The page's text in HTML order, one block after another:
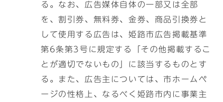
る。なお、広告媒体自体の一部又は全部
を、割引券、無料券、金券、商品引換券と
して使用する広告は、姫路市広告掲載基準
第6条第3号に規定する「その他掲載するこ
とが適切でないもの」に該当するものとす
る。また、広告主については、市ホームペ
ージの性格上、なるべく姫路市内に事業主